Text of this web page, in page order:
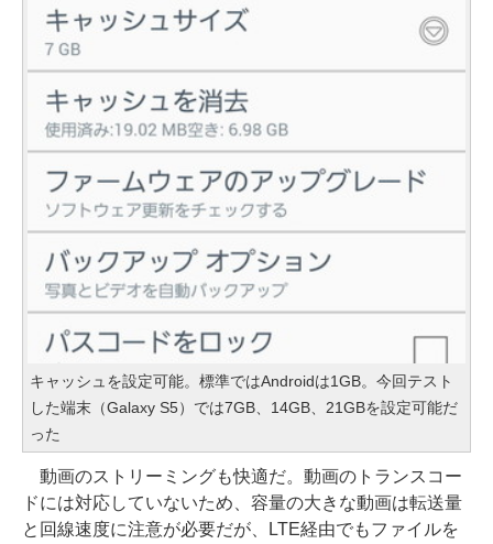
キャッシュを設定可能。標準ではAndroidは1GB。今回テスト
した端末（Galaxy S5）では7GB、14GB、21GBを設定可能だ
った
動画のストリーミングも快適だ。動画のトランスコー
ドには対応していないため、容量の大きな動画は転送量
と回線速度に注意が必要だが、LTE経由でもファイルを